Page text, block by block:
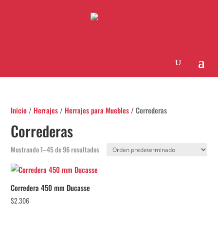
Inicio / Herrajes / Herrajes para Muebles / Correderas
Correderas
Mostrando 1–45 de 96 resultados
Corredera 450 mm Ducasse
$2.306